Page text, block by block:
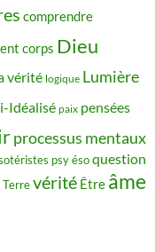
comprendre
corps Dieu
vérité logique Lumière
Idéalisé paix pensées
processus mentaux
psy ésoquestion
Terrevérité Être âme